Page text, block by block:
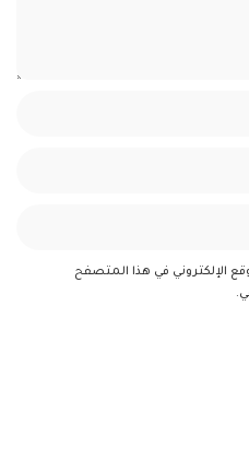
الإلكتروني في هذا المتصفح